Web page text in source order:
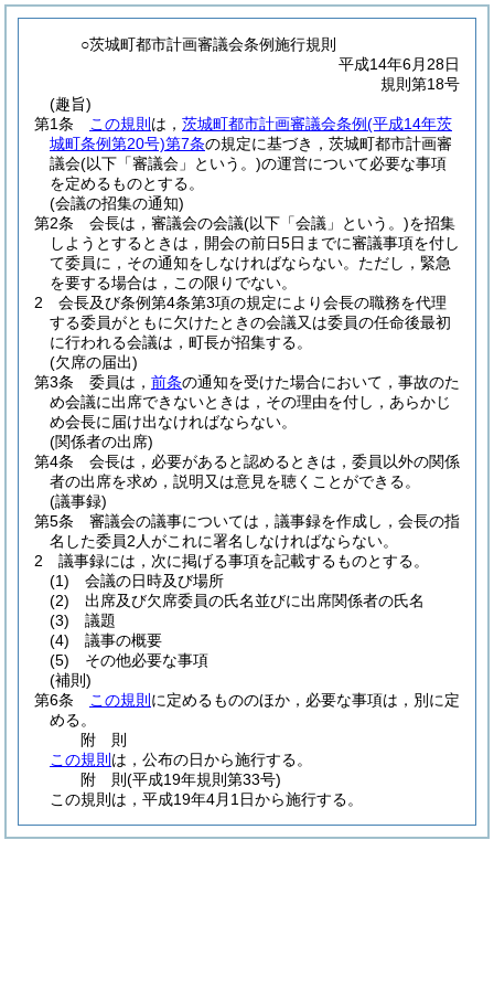
○茨城町都市計画審議会条例施行規則
平成14年6月28日
規則第18号
(趣旨)
第1条
この規則 は， 茨城町都市計画審議会条例(平成14年茨
城町条例第20号)第7条の規定に基づき，茨城町都市計画審
議会(以下「審議会」という。)の運営について必要な事項
を定めるものとする。
(会議の招集の通知)
第2条
会長は，審議会の会議(以下「会議」という。)を招集
しようとするときは，開会の前日5日までに審議事項を付し
て委員に，その通知をしなければならない。 ただし，緊急
を要する場合は，この限りでない。
2
会長及び条例第4条第3項の規定により会長の職務を代理
する委員がともに欠けたときの会議又は委員の任命後最初
に行われる会議は，町長が招集する。
(欠席の届出)
第3条
委員は， 前条の通知を受けた場合において，事故のた
め会議に出席できないときは，その理由を付し，あらかじ
め会長に届け出なければならない。
(関係者の出席)
第4条
会長は，必要があると認めるときは，委員以外の関係
者の出席を求め，説明又は意見を聴くことができる。
(議事録)
第5条
審議会の議事については，議事録を作成し，会長の指
名した委員2人がこれに署名しなければならない。
2
議事録には，次に掲げる事項を記載するものとする。
(1)
会議の日時及び場所
(2)
出席及び欠席委員の氏名並びに出席関係者の氏名
(3)
議題
(4)
議事の概要
(5)
その他必要な事項
(補則)
第6条
この規則 に定めるもののほか，必要な事項は，別に定
める。
附 則
この規則 は，公布の日から施行する。
附 則(平成19年規則第33号)
この規則は，平成19年4月1日から施行する。